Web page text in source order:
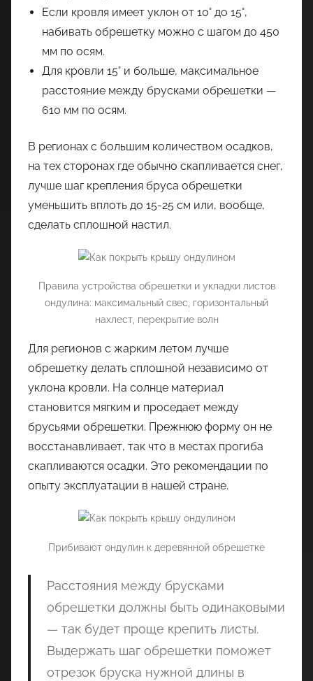
Если кровля имеет уклон от 10° до 15°,
набивать обрешетку можно с шагом до 450
мм по осям.
Для кровли 15° и больше, максимальное
расстояние между брусками обрешетки —
610 мм по осям.
В регионах с большим количеством осадков,
на тех сторонах где обычно скапливается снег,
лучше шаг крепления бруса обрешетки
уменьшить вплоть до 15-25 см или, вообще,
сделать сплошной настил.
Правила устройства обрешетки и укладки листов
ондулина: максимальный свес, горизонтальный
нахлест, перекрытие волн
Для регионов с жарким летом лучше
обрешетку делать сплошной независимо от
уклона кровли. На солнце материал
становится мягким и проседает между
брусьями обрешетки. Прежнюю форму он не
восстанавливает, так что в местах прогиба
скапливаются осадки. Это рекомендации по
опыту эксплуатации в нашей стране.
Прибивают ондулин к деревянной обрешетке
Расстояния между брусками
обрешетки должны быть одинаковыми
— так будет проще крепить листы.
Выдержать шаг обрешетки поможет
отрезок бруска нужной длины в